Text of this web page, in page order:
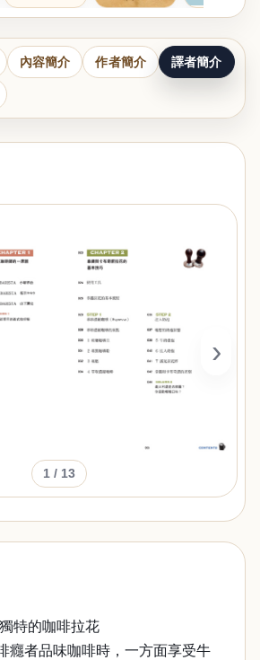
內容簡介 作者簡介 譯者簡介
›
1 / 13
特的咖啡拉花
癮者品味咖啡時，一方面享受牛